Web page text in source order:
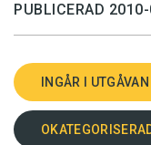
PUBLICERAD
INGÅR I